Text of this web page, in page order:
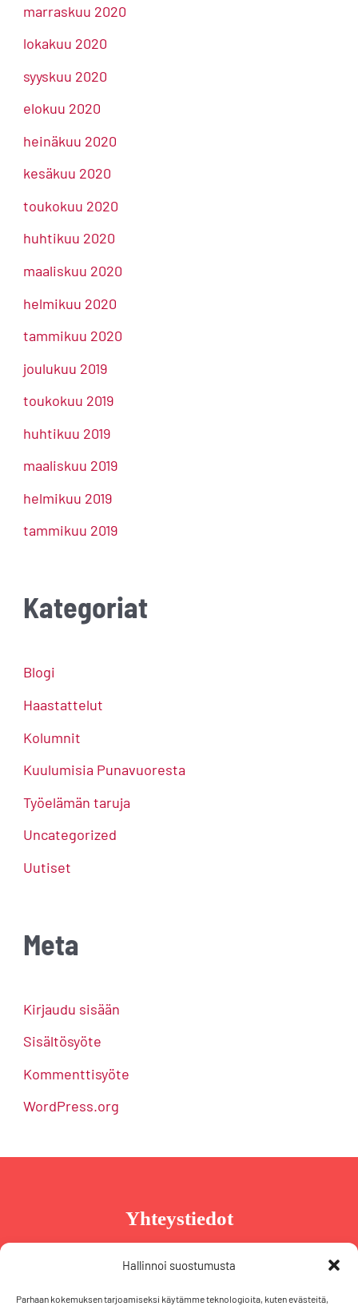
Hallinnoi suostumusta
Parhaan kokemuksen tarjoamiseksi käytämme teknologioita, kuten evästeitä,
marraskuu 2020
lokakuu 2020
syyskuu 2020
elokuu 2020
heinäkuu 2020
kesäkuu 2020
toukokuu 2020
huhtikuu 2020
maaliskuu 2020
helmikuu 2020
tammikuu 2020
joulukuu 2019
toukokuu 2019
huhtikuu 2019
maaliskuu 2019
helmikuu 2019
tammikuu 2019
Kategoriat
Blogi
Haastattelut
Kolumnit
Kuulumisia Punavuoresta
Työelämän taruja
Uncategorized
Uutiset
Meta
Kirjaudu sisään
Sisältösyöte
Kommenttisyöte
WordPress.org
Yhteystiedot
Taru Reinikainen